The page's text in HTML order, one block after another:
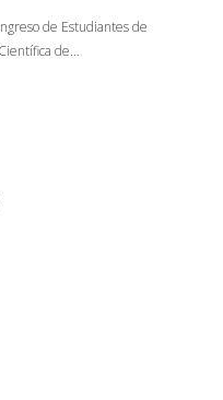
de Estudiantes de
de…